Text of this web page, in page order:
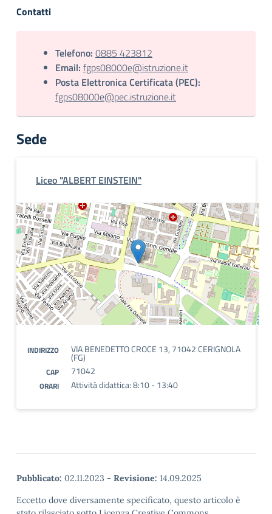
Contatti
Telefono: 0885 423812
Email: fgps08000e@istruzione.it
Posta Elettronica Certificata (PEC):
fgps08000e@pec.istruzione.it
Sede
Liceo "ALBERT EINSTEIN"
INDIRIZZO VIA BENEDETTO CROCE 13, 71042 CERIGNOLA
(FG)
CAP 71042
ORARI Attività didattica: 8:10 - 13:40
Pubblicato: 02.11.2023 - Revisione: 14.09.2025
Eccetto dove diversamente specificato, questo articolo è